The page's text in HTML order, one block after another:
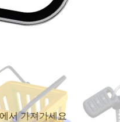
에서 가져가세요